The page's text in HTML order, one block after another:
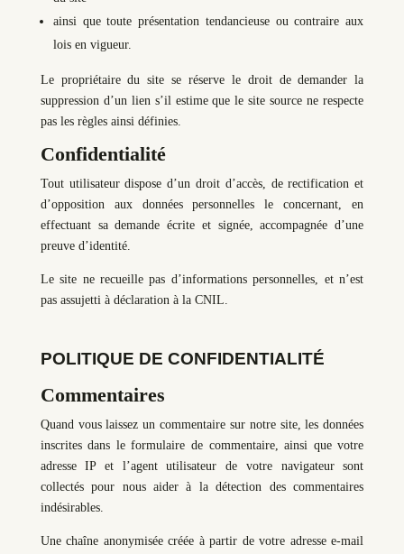
ainsi que toute présentation tendancieuse ou contraire aux
lois en vigueur.
Le propriétaire du site se réserve le droit de demander la
suppression d’un lien s’il estime que le site source ne respecte
pas les règles ainsi définies.
Confidentialité
Tout utilisateur dispose d’un droit d’accès, de rectification et
d’opposition aux données personnelles le concernant, en
effectuant sa demande écrite et signée, accompagnée d’une
preuve d’identité.
Le site ne recueille pas d’informations personnelles, et n’est
pas assujetti à déclaration à la CNIL.
POLITIQUE DE CONFIDENTIALITÉ
Commentaires
Quand vous laissez un commentaire sur notre site, les données
inscrites dans le formulaire de commentaire, ainsi que votre
adresse IP et l’agent utilisateur de votre navigateur sont
collectés pour nous aider à la détection des commentaires
indésirables.
Une chaîne anonymisée créée à partir de votre adresse e-mail